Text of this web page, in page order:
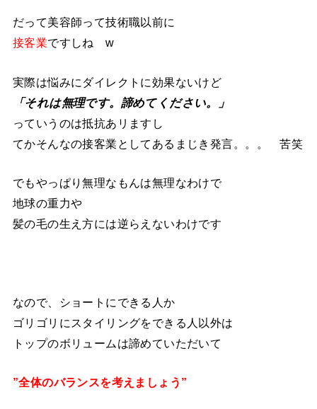
だって美容師って技術職以前に
接客業ですしね w
実際は悩みにダイレクトに効果ないけど
「それは無理です。諦めてください。」
っていうのは抵抗あリますし
てかそんなの接客業としてあるまじき発言。。。 苦笑
でもやっぱり無理なもんは無理なわけで
地球の重力や
髪の毛の生え方には逆らえないわけです
なので、ショートにできる人か
ゴリゴリにスタイリングをできる人以外は
トップのボリュームは諦めていただいて
”全体のバランスを考えましょう”